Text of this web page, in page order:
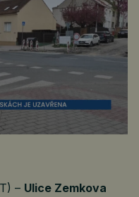
– Ulice Zemkova